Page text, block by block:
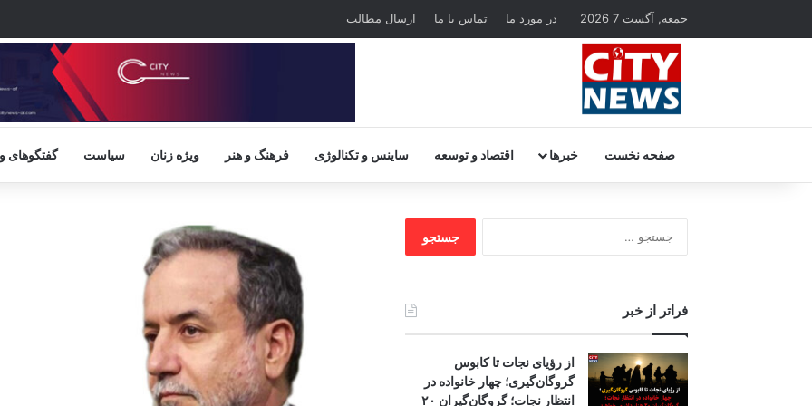
جمعه, آگست 7 2026 در مورد ما تماس با ما ارسال مطالب
صفحه نخست خبرها اقتصاد و توسعه ساینس و تکنالوژی فرهنگ و هنر ویژه زنان سیاست گفتگوهای
برای:
فراتر از خبر
از رؤیای نجات تا کابوس
گروگان‌گیری؛ چهار خانواده در
انتظار نجات؛ گروگان‌گیران ۲۰